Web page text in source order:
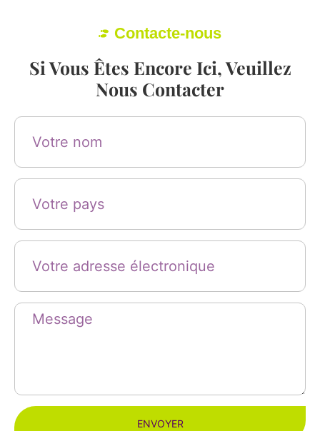
Contacte-nous
Si Vous Êtes Encore Ici, Veuillez
Nous Contacter
ENVOYER